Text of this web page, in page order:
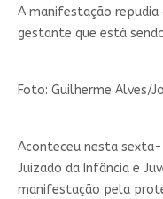
A manifestação repudia
gestante que está
Foto: Guilherme Alves/
Aconteceu nesta
Juizado da Infância e
manifestação pela